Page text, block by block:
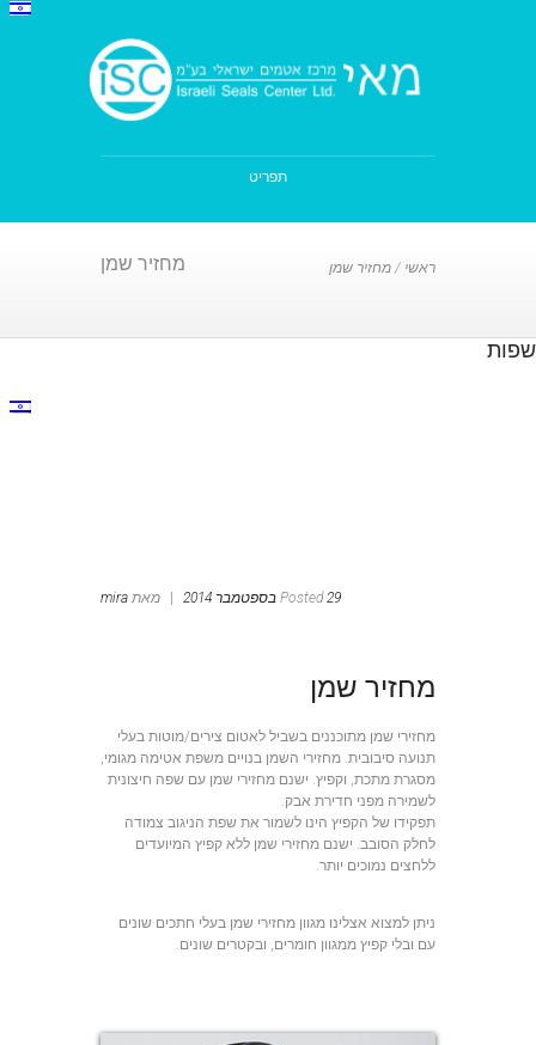
תפריט
ראשי / מחזיר שמן מחזיר שמן
שפות
Posted29 בספטמבר 2014 מאת mira
מחזיר שמן
מחזירי שמן מתוכננים בשביל לאטום צירים/מוטות בעלי
תנועה סיבובית. מחזירי השמן בנויים משפת אטימה מגומי,
מסגרת מתכת, וקפיץ. ישנם מחזירי שמן עם שפה חיצונית
לשמירה מפני חדירת אבק.
תפקידו של הקפיץ הינו לשמור את שפת הניגוב צמודה
לחלק הסובב. ישנם מחזירי שמן ללא קפיץ המיועדים
ללחצים נמוכים יותר.
ניתן למצוא אצלינו מגוון מחזירי שמן בעלי חתכים שונים
עם ובלי קפיץ ממגוון חומרים, ובקטרים שונים.